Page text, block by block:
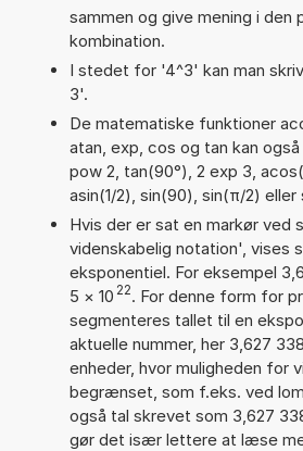
sammen og give mening i den
kombination.
I stedet for '4^3' kan man
3'.
De matematiske funktioner
atan, exp, cos og tan kan
pow 2, tan(90°), 2 exp 3,
asin(1/2), sin(90), sin(π/2)
Hvis der er sat en markør ved
videnskabelig notation', vises
eksponentiel. For eksempel
5 × 10 22. For denne form for
segmenteres tallet til en
aktuelle nummer, her 3,627
enheder, hvor muligheden for
begrænset, som f.eks. ved
også tal skrevet som 3,627
gør det især lettere at læse